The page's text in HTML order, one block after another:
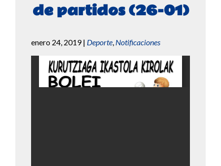
de partidos (26-01)
enero 24, 2019| Deporte, Notificaciones